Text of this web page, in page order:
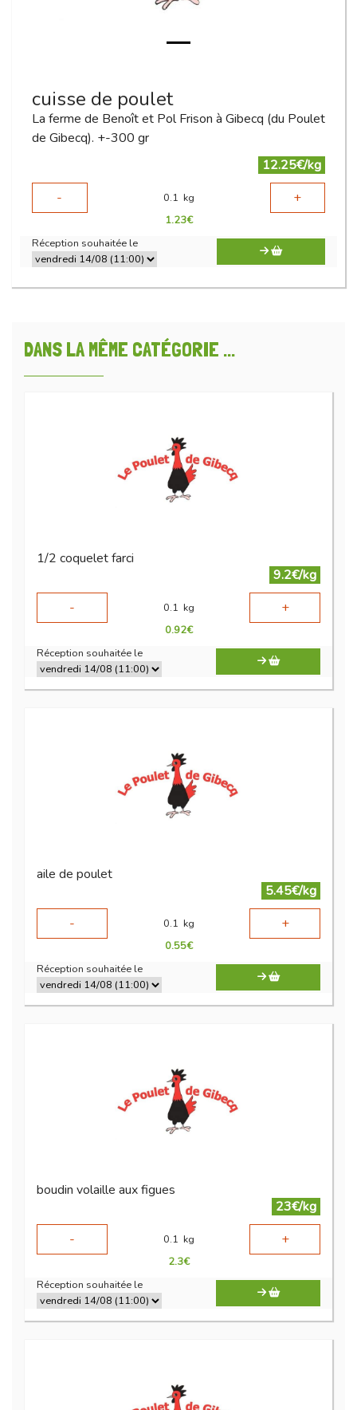
cuisse de poulet
La ferme de Benoît et Pol Frison à Gibecq (du Poulet
de Gibecq). +-300 gr
12.25€/kg
-
0.1 kg +
1.23€
Réception souhaitée le
DANS LA MÊME CATÉGORIE ...
1/2 coquelet farci
9.2€/kg
-
0.1 kg +
0.92€
Réception souhaitée le
aile de poulet
5.45€/kg
-
0.1 kg +
0.55€
Réception souhaitée le
boudin volaille aux figues
23€/kg
-
0.1 kg +
2.3€
Réception souhaitée le